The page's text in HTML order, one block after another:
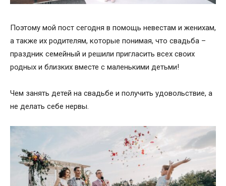
Поэтому мой пост сегодня в помощь невестам и женихам,
а также их родителям, которые понимая, что свадьба –
праздник семейный и решили пригласить всех своих
родных и близких вместе с маленькими детьми!
Чем занять детей на свадьбе и получить удовольствие, а
не делать себе нервы.